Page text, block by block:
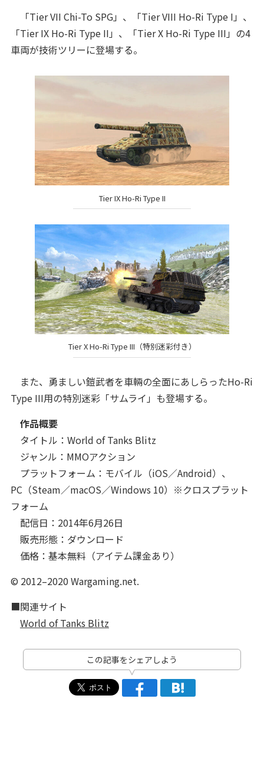
「Tier VII Chi-To SPG」、「Tier VIII Ho-Ri Type I」、
「Tier IX Ho-Ri Type II」、「Tier X Ho-Ri Type III」の4
車両が技術ツリーに登場する。
Tier IX Ho-Ri Type II
Tier X Ho-Ri Type III（特別迷彩付き）
また、勇ましい鎧武者を車輛の全面にあしらったHo-Ri
Type III用の特別迷彩「サムライ」も登場する。
作品概要
タイトル：World of Tanks Blitz
ジャンル：MMOアクション
プラットフォーム：モバイル（iOS／Android）、
PC（Steam／macOS／Windows 10）※クロスプラット
フォーム
配信日：2014年6月26日
販売形態：ダウンロード
価格：基本無料（アイテム課金あり）
© 2012–2020 Wargaming.net.
■関連サイト
World of Tanks Blitz
この記事をシェアしよう